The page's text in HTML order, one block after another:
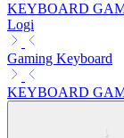
KEYBOARD
Logi
Gaming Keyboard
KEYBOARD